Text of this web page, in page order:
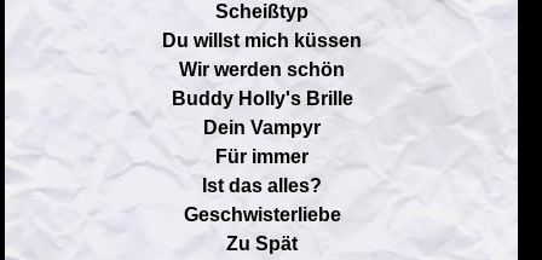
Scheißtyp
Du willst mich küssen
Wir werden schön
Buddy Holly's Brille
Dein Vampyr
Für immer
Ist das alles?
Geschwisterliebe
Zu Spät